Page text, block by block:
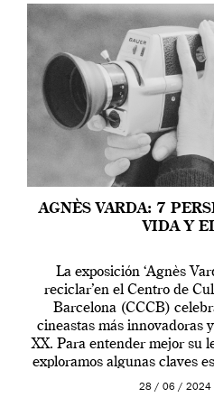
AGNÈS VARDA: 7
VIDA Y
La exposición ‘Agnès
reciclar’en el Centro de
Barcelona (CCCB)
cineastas más innovadoras
XX. Para entender mejor su
exploramos algunas claves
de entender la vida, el cine
28 / 06 /